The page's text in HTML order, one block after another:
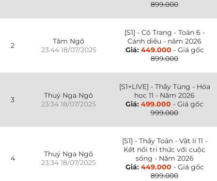
899.000
2
Tâm Ngô
23:44 18/07/2025
[S1] - Cô Trang - Toán 6 -
Cánh diều - năm 2026
Giá: 449.000 - Giá gốc
899.000
3
Thuý Nga Ngô
23:34 18/07/2025
[S1+LIVE] - Thầy Tùng - Hóa
học 11 - Năm 2026
Giá: 499.000 - Giá gốc
999.000
4
Thuý Nga Ngô
23:34 18/07/2025
[S1] - Thầy Toản - Vật lí 11 -
Kết nối tri thức với cuộc
sống - Năm 2026
Giá: 449.000 - Giá gốc
899.000